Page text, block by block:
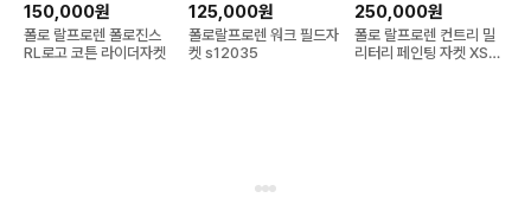
150,000원
폴로 랄프로렌 폴로진스
RL로고 코튼 라이더자켓
125,000원
폴로랄프로렌 워크 필드자
켓 s12035
250,000원
폴로 랄프로렌 컨트리 밀
리터리 페인팅 자켓 XS